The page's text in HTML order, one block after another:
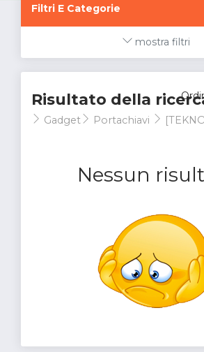
Filtri E Categorie
mostra filtri
Risultato della
Gadget Portachiavi
Nessun